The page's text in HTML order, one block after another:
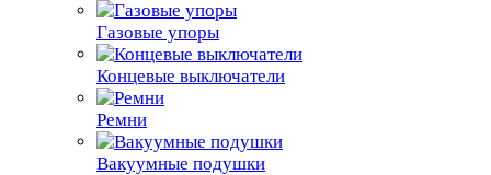
Газовые упоры
Концевые выключатели
Ремни
Вакуумные подушки